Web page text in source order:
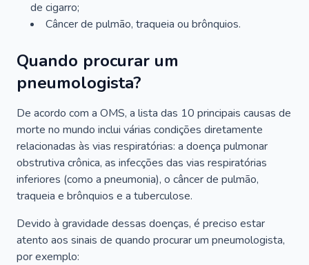
de cigarro;
Câncer de pulmão, traqueia ou brônquios.
Quando procurar um
pneumologista?
De acordo com a OMS, a lista das 10 principais causas de
morte no mundo inclui várias condições diretamente
relacionadas às vias respiratórias: a doença pulmonar
obstrutiva crônica, as infecções das vias respiratórias
inferiores (como a pneumonia), o câncer de pulmão,
traqueia e brônquios e a tuberculose.
Devido à gravidade dessas doenças, é preciso estar
atento aos sinais de quando procurar um pneumologista,
por exemplo: